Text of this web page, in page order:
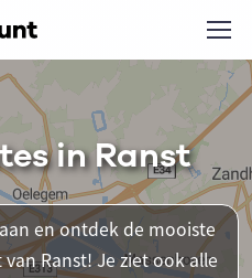
in Ranst
en ontdek de mooiste
Ranst! Je ziet ook alle